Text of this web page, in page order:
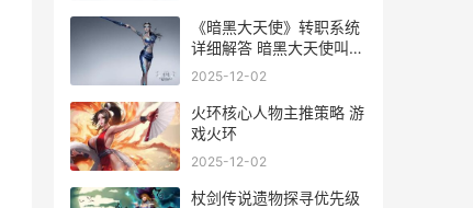
《暗黑大天使》转职系统
详细解答 暗黑大天使叫什
么名字
2025-12-02
火环核心人物主推策略 游
戏火环
2025-12-02
杖剑传说遗物探寻优先级